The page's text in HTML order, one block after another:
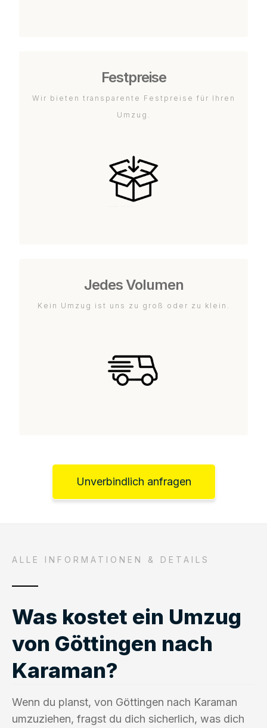
Festpreise
Wir bieten transparente Festpreise für Ihren
Umzug.
Jedes Volumen
Kein Umzug ist uns zu groß oder zu klein.
Unverbindlich anfragen
ALLE INFORMATIONEN & DETAILS
Was kostet ein Umzug
von Göttingen nach
Karaman?
Wenn du planst, von Göttingen nach Karaman
umzuziehen, fragst du dich sicherlich, was dich